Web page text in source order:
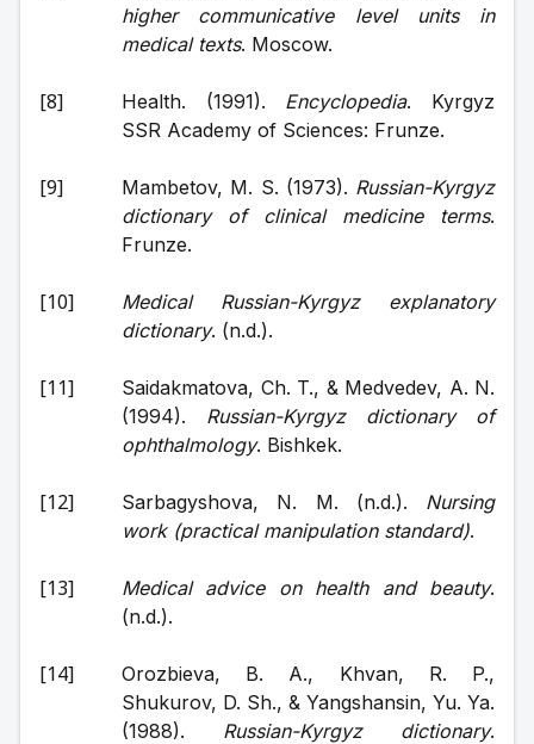
higher communicative level units in
medical texts. Moscow.
Health. (1991). Encyclopedia. Kyrgyz
SSR Academy of Sciences: Frunze.
Mambetov, M. S. (1973). Russian-Kyrgyz
dictionary of clinical medicine terms.
Frunze.
Medical Russian-Kyrgyz explanatory
dictionary. (n.d.).
Saidakmatova, Ch. T., & Medvedev, A. N.
(1994). Russian-Kyrgyz dictionary of
ophthalmology. Bishkek.
Sarbagyshova, N. M. (n.d.). Nursing
work (practical manipulation standard).
Medical advice on health and beauty.
(n.d.).
Orozbieva, B. A., Khvan, R. P.,
Shukurov, D. Sh., & Yangshansin, Yu. Ya.
(1988). Russian-Kyrgyz dictionary.